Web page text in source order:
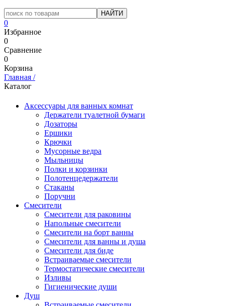
0
Избранное
0
Сравнение
0
Корзина
Главная /
Каталог
Аксессуары для ванных комнат
Держатели туалетной бумаги
Дозаторы
Ершики
Крючки
Мусорные ведра
Мыльницы
Полки и корзинки
Полотенцедержатели
Стаканы
Поручни
Смесители
Смесители для раковины
Напольные смесители
Смесители на борт ванны
Смесители для ванны и душа
Смесители для биде
Встраиваемые смесители
Термостатические смесители
Изливы
Гигиенические души
Душ